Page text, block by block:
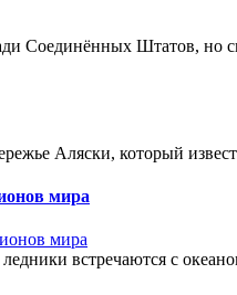
Соединённых Штатов, но
Аляски, который
мира
встречаются с